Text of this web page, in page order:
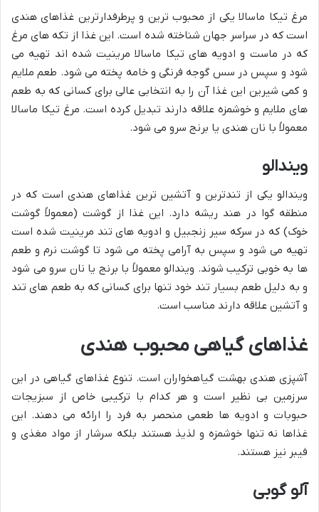
مرغ تیکا ماسالا یکی از محبوب ترین و پرطرفدارترین غذاهای هندی
است که در سراسر جهان شناخته شده است. این غذا از تکه های مرغ
که در ماست و ادویه های تیکا ماسالا مرینیت شده اند تهیه می
شود و سپس در سس گوجه فرنگی و خامه پخته می شود. طعم ملایم
و کمی شیرین این غذا آن را به انتخابی عالی برای کسانی که به طعم
های ملایم و خوشمزه علاقه دارند تبدیل کرده است. مرغ تیکا ماسالا
معمولاً با نان هندی یا برنج سرو می شود.
ویندالو
ویندالو یکی از تندترین و آتشین ترین غذاهای هندی است که در
منطقه گوا در هند ریشه دارد. این غذا از گوشت (معمولاً گوشت
خوک) که در سرکه سیر زنجبیل و ادویه های تند مرینیت شده است
تهیه می شود و سپس به آرامی پخته می شود تا گوشت نرم و طعم
ها به خوبی ترکیب شوند. ویندالو معمولاً با برنج یا نان سرو می شود
و به دلیل طعم بسیار تند خود تنها برای کسانی که به طعم های تند
و آتشین علاقه دارند مناسب است.
غذاهای گیاهی محبوب هندی
آشپزی هندی بهشت گیاهخواران است. تنوع غذاهای گیاهی در این
سرزمین بی نظیر است و هر کدام با ترکیبی خاص از سبزیجات
حبوبات و ادویه ها طعمی منحصر به فرد را ارائه می دهند. این
غذاها نه تنها خوشمزه و لذیذ هستند بلکه سرشار از مواد مغذی و
فیبر نیز هستند.
آلو گوبی